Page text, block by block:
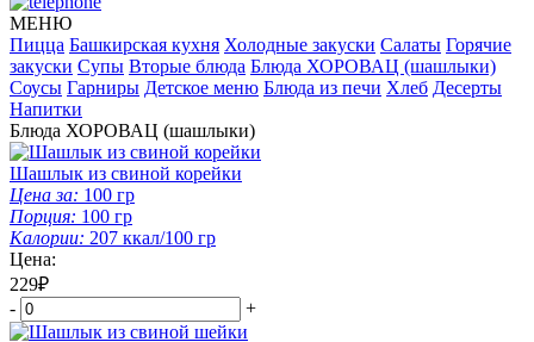
МЕНЮ
Пицца Башкирская кухня Холодные закуски Салаты Горячие
закуски Супы Вторые блюда Блюда ХОРОВАЦ (шашлыки)
Соусы Гарниры Детское меню Блюда из печи Хлеб Десерты
Напитки
Блюда ХОРОВАЦ (шашлыки)
Шашлык из свиной корейки
Цена за: 100 гр
Порция: 100 гр
Калории: 207 ккал/100 гр
Цена:
229₽
-
+